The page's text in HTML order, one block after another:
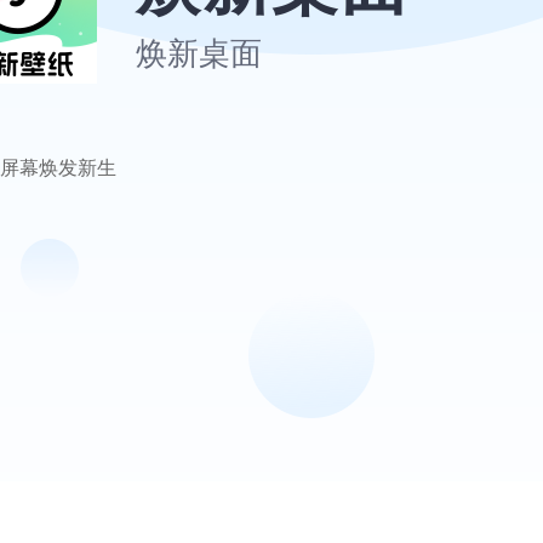
焕新桌面
幕焕发新生